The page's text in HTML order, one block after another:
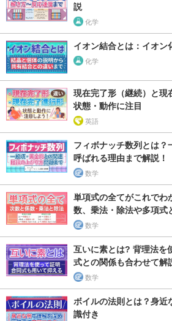
説
化学
イオン結合とは：イオン
化学
現在完了形（継続）と現
状態・動作に注目
英語
フィボナッチ数列とは？
呼ばれる理由まで解説！
数学
単項式の全てがこれでわ
数、乗法・除法や多項式
数学
互いに素とは? 背理法を
式との関係も合わせて解
数学
ボイルの法則とは？身近
識付き